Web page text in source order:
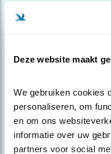
Deze website maakt
We gebruiken cookies
personaliseren, om
en om ons
informatie over uw
partners voor social
Meld je aan en
over vogels en